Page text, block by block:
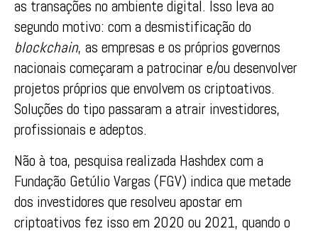
as transações no ambiente digital. Isso leva ao
segundo motivo: com a desmistificação do
blockchain, as empresas e os próprios governos
nacionais começaram a patrocinar e/ou desenvolver
projetos próprios que envolvem os criptoativos.
Soluções do tipo passaram a atrair investidores,
profissionais e adeptos.
Não à toa, pesquisa realizada Hashdex com a
Fundação Getúlio Vargas (FGV) indica que metade
dos investidores que resolveu apostar em
criptoativos fez isso em 2020 ou 2021, quando o